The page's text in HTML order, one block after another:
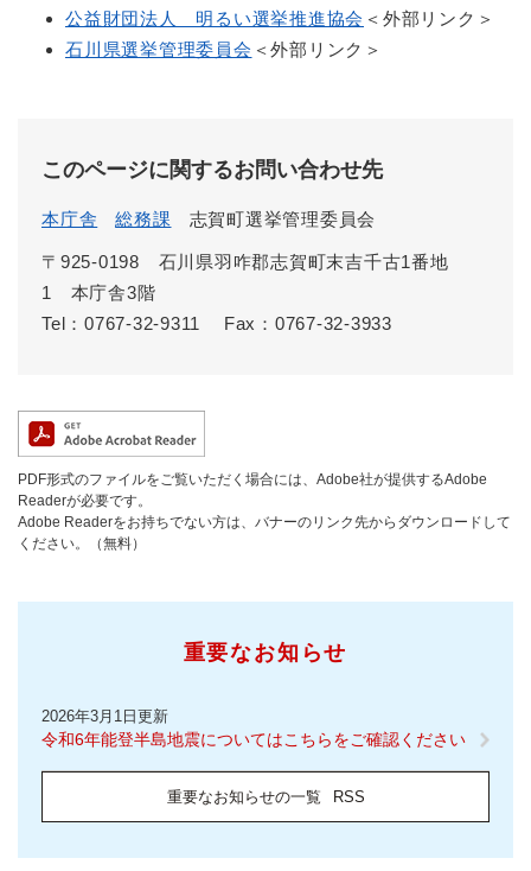
公益財団法人 明るい選挙推進協会 ＜外部リンク＞
石川県選挙管理委員会 ＜外部リンク＞
このページに関するお問い合わせ先
本庁舎 総務課 志賀町選挙管理委員会
〒925-0198 石川県羽咋郡志賀町末吉千古1番地
1 本庁舎3階
Tel：0767-32-9311
Fax：0767-32-3933
PDF形式のファイルをご覧いただく場合には、Adobe社が提供するAdobe
Readerが必要です。
Adobe Readerをお持ちでない方は、バナーのリンク先からダウンロードして
ください。（無料）
重要なお知らせ
2026年3月1日更新
令和6年能登半島地震についてはこちらをご確認ください
重要なお知らせの一覧 RSS